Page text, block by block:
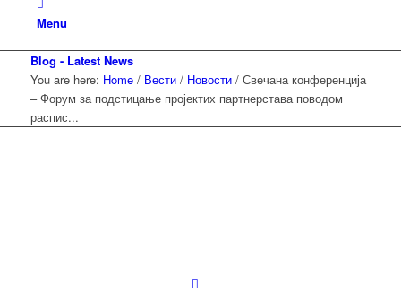
Menu
Blog - Latest News
You are here: Home / Вести / Новости / Свечана конференција
– Форум за подстицање пројектих партнерстава поводом
распис...